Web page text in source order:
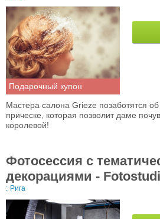
Подарочный купон
Мастера салона Grieze позаботятся
прическе, которая позволит даме
королевой!
Фотосессия с
декорациями -
: Рига